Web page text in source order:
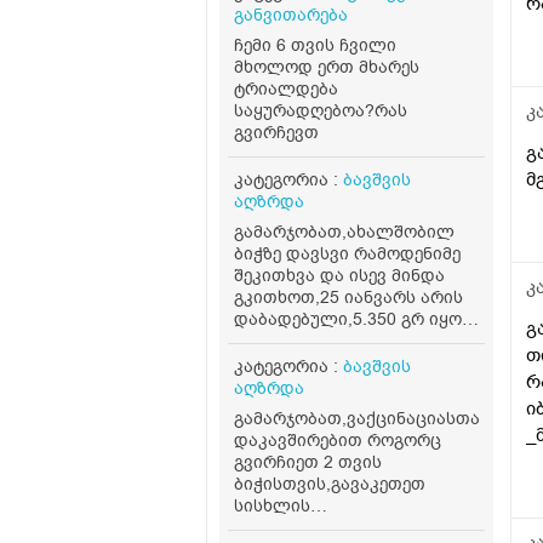
განვითარება
ჩემი 6 თვის ჩვილი
მხოლოდ ერთ მხარეს
ტრიალდება
საყურადღებოა?რას
გვირჩევთ
კატეგორია : ბავშვის
აღზრდა
გამარჯობათ,ახალშობილ
ბიჭზე დავსვი რამოდენიმე
შეკითხვა და ისევ მინდა
გკითხოთ,25 იანვარს არის
დაბადებული,5.350 გრ იყო
დღეს,120 გრ სიმილაკ
გოლდს ჭამს,მესამე დღეა
კუჭში გადის
მოდგვისნაირს,ცოტა
შეიძლება უფრო თხელი
იყოს,ცოტა,დღეში ერთხ3ლ
გადის,უკვე მესამე გასვლაც
ასეთია და გვეშინია რამე
არ
გამოგვეპროს,საყურადღებო
კატეგორია : ბავშვის
აღზრდა
გამარჯობათ,ვაქცინაციასთან
დაკავშირებით როგორც
გვირჩიეთ 2 თვის
ბიჭისთვის,გავაკეთეთ
სისხლის
ანალიზი,ლეიკოციტები